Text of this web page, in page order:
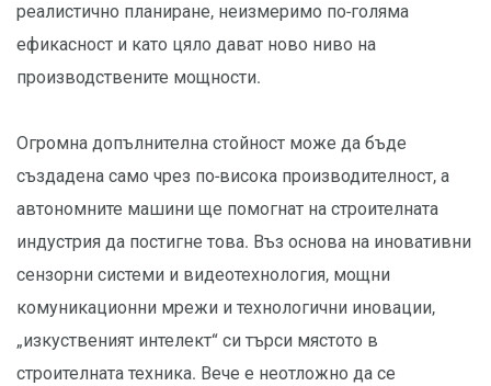
реалистично планиране, неизмеримо по-голяма
ефикасност и като цяло дават ново ниво на
производствените мощности.
Огромна допълнителна стойност може да бъде
създадена само чрез по-висока производителност, а
автономните машини ще помогнат на строителната
индустрия да постигне това. Въз основа на иновативни
сензорни системи и видеотехнология, мощни
комуникационни мрежи и технологични иновации,
„изкуственият интелект“ си търси мястото в
строителната техника. Вече е неотложно да се